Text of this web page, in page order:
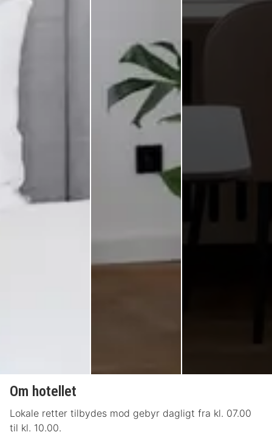
Om hotellet
Lokale retter tilbydes mod gebyr dagligt fra kl. 07.00
til kl. 10.00.